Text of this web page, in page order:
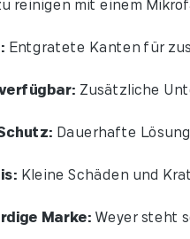
reinigen mit einem
Entgratete Kanten für
Zusätzliche
Dauerhafte
Kleine Schäden und
Marke: Weyer steht